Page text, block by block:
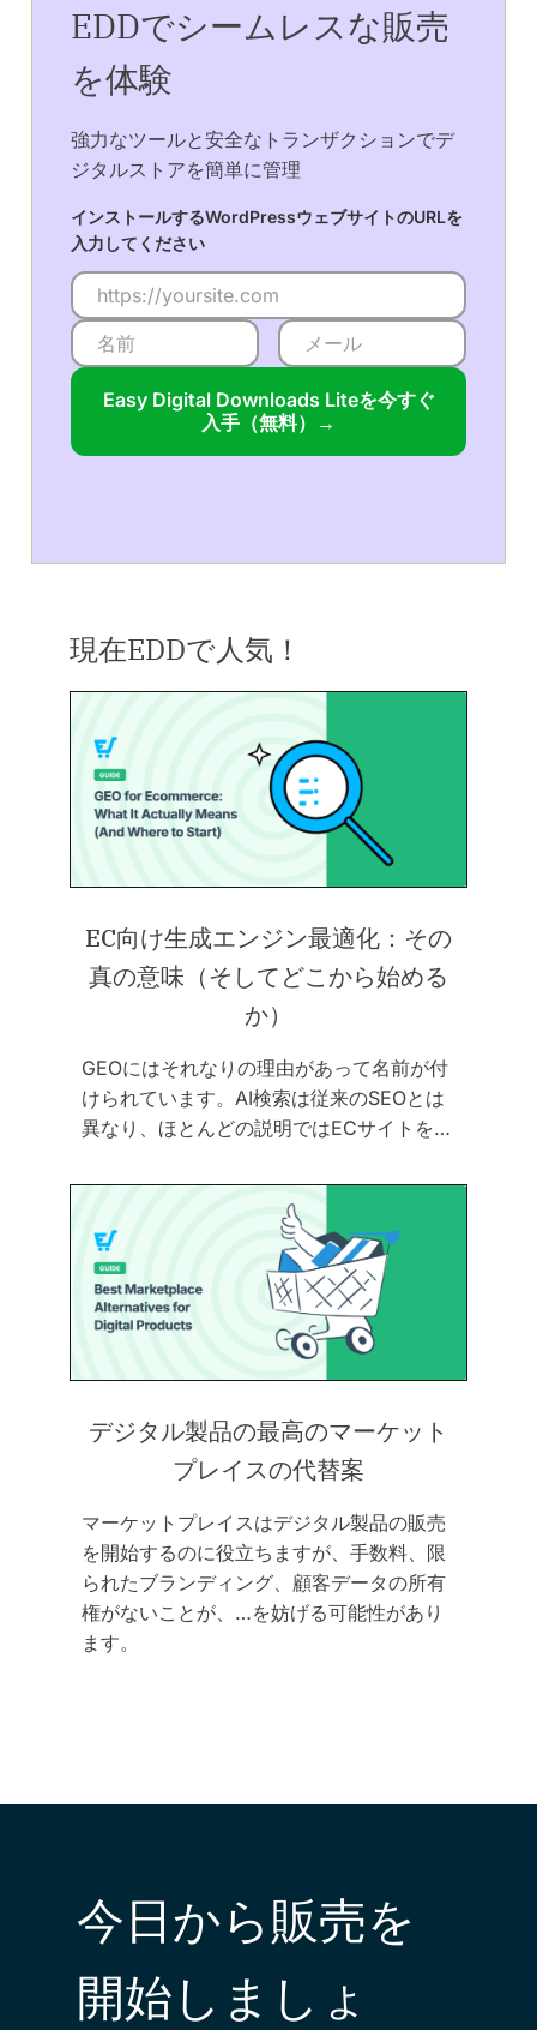
EDDでシームレスな販売
を体験
強力なツールと安全なトランザクションでデ
ジタルストアを簡単に管理
インストールするWordPressウェブサイトのURLを
入力してください
Easy Digital Downloads Liteを今すぐ
入手（無料）→
現在EDDで人気！
EC向け生成エンジン最適化：その
真の意味（そしてどこから始める
か）
GEOにはそれなりの理由があって名前が付
けられています。AI検索は従来のSEOとは
異なり、ほとんどの説明ではECサイトを…
デジタル製品の最高のマーケット
プレイスの代替案
マーケットプレイスはデジタル製品の販売
を開始するのに役立ちますが、手数料、限
られたブランディング、顧客データの所有
権がないことが、…を妨げる可能性があり
ます。
今日から販売を
開始しましょ